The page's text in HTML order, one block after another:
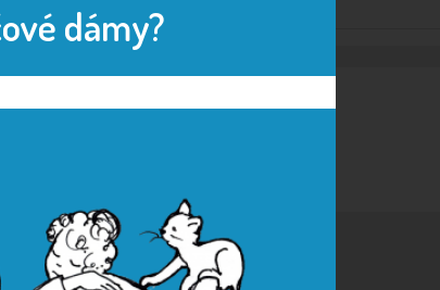
online
Kategorie
dámy?